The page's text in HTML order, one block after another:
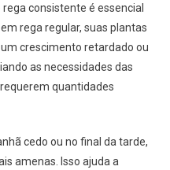
consistente é essencial
rega regular, suas plantas
crescimento retardado ou
as necessidades das
quantidades
cedo ou no final da tarde,
amenas. Isso ajuda a